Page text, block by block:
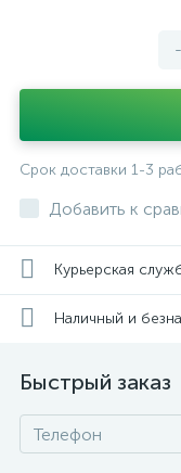
-
Срок доставки 1-3
Добавить к
Курьерская
Наличный и
Быстрый заказ